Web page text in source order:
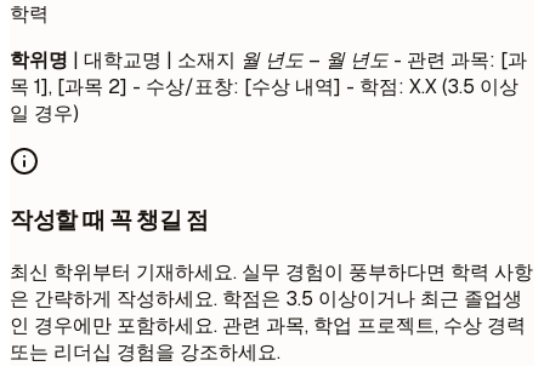
학력
학위명 | 대학교명 | 소재지 월 년도 – 월 년도 - 관련 과목: [과
목 1], [과목 2] - 수상/표창: [수상 내역] - 학점: X.X (3.5 이상
일 경우)
작성할 때 꼭 챙길 점
최신 학위부터 기재하세요. 실무 경험이 풍부하다면 학력 사항
은 간략하게 작성하세요. 학점은 3.5 이상이거나 최근 졸업생
인 경우에만 포함하세요. 관련 과목, 학업 프로젝트, 수상 경력
또는 리더십 경험을 강조하세요.